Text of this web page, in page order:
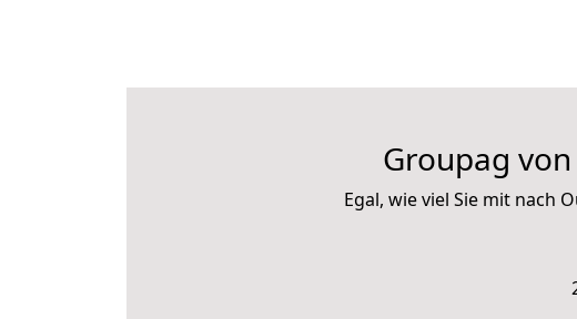
Groupag
Egal, wie viel Sie mit nach